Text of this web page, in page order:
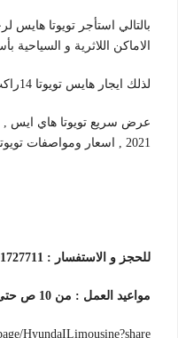
بالتالي استأجر تويوتا هايس
الاماكن اللاثرية و السياحية بأسهل
لذلك ايجار هايس تويوتا 14راكب . 01101727711
عرض سريع تويوتا هاي ايس ,
2021 , اسعار ومواصفات تويوتا هاي اس ميكروباص سقف عالي .
للحجز و الاستفسار : 01101727711
مواعيد العمل : من 10 ص حتى 6 م
HyundaILimousine?share